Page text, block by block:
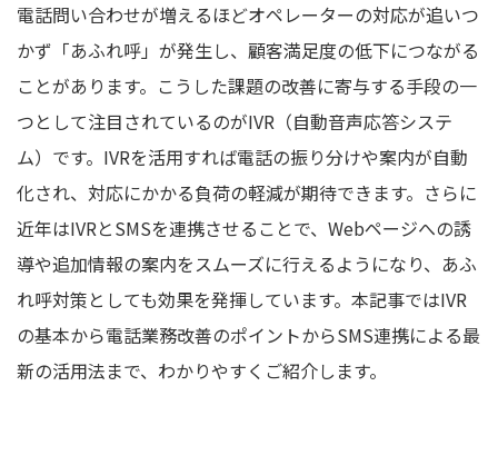
電話問い合わせが増えるほどオペレーターの対応が追いつ
かず「あふれ呼」が発生し、顧客満足度の低下につながる
ことがあります。こうした課題の改善に寄与する手段の一
つとして注目されているのがIVR（自動音声応答システ
ム）です。IVRを活用すれば電話の振り分けや案内が自動
化され、対応にかかる負荷の軽減が期待できます。さらに
近年はIVRとSMSを連携させることで、Webページへの誘
導や追加情報の案内をスムーズに行えるようになり、あふ
れ呼対策としても効果を発揮しています。本記事ではIVR
の基本から電話業務改善のポイントからSMS連携による最
新の活用法まで、わかりやすくご紹介します。